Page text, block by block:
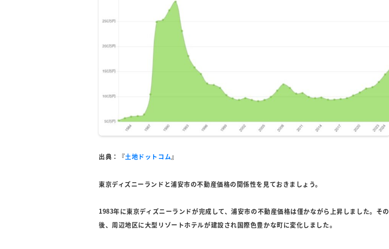
出典：『土地ドットコム』
東京ディズニーランドと浦安市の不動産価格の関係性を見ておきましょう。
1983年に東京ディズニーランドが完成して、浦安市の不動産価格は僅かながら上昇しました。その
後、周辺地区に大型リゾートホテルが建設され国際色豊かな町に変化しました。